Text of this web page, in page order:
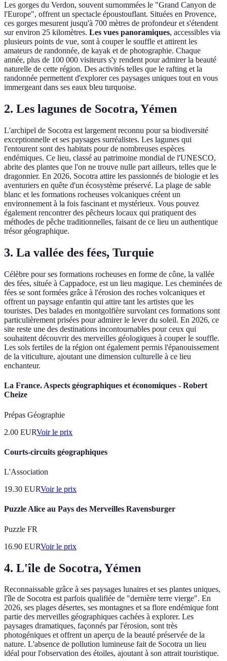
Les gorges du Verdon, souvent surnommées le "Grand Canyon de
l'Europe", offrent un spectacle époustouflant. Situées en Provence,
ces gorges mesurent jusqu'à 700 mètres de profondeur et s'étendent
sur environ 25 kilomètres. Les vues panoramiques, accessibles via
plusieurs points de vue, sont à couper le souffle et attirent les
amateurs de randonnée, de kayak et de photographie. Chaque
année, plus de 100 000 visiteurs s'y rendent pour admirer la beauté
naturelle de cette région. Des activités telles que le rafting et la
randonnée permettent d'explorer ces paysages uniques tout en vous
immergeant dans ses eaux bleu turquoise.
2. Les lagunes de Socotra, Yémen
L'archipel de Socotra est largement reconnu pour sa biodiversité
exceptionnelle et ses paysages surréalistes. Les lagunes qui
l'entourent sont des habitats pour de nombreuses espèces
endémiques. Ce lieu, classé au patrimoine mondial de l'UNESCO,
abrite des plantes que l'on ne trouve nulle part ailleurs, telles que le
dragonnier. En 2026, Socotra attire les passionnés de biologie et les
aventuriers en quête d'un écosystème préservé. La plage de sable
blanc et les formations rocheuses volcaniques créent un
environnement à la fois fascinant et mystérieux. Vous pouvez
également rencontrer des pêcheurs locaux qui pratiquent des
méthodes de pêche traditionnelles, faisant de ce lieu un authentique
trésor géographique.
3. La vallée des fées, Turquie
Célèbre pour ses formations rocheuses en forme de cône, la vallée
des fées, située à Cappadoce, est un lieu magique. Les cheminées de
fées se sont formées grâce à l'érosion des roches volcaniques et
offrent un paysage enfantin qui attire tant les artistes que les
touristes. Des balades en montgolfière survolant ces formations sont
particulièrement prisées pour admirer le lever du soleil. En 2026, ce
site reste une des destinations incontournables pour ceux qui
souhaitent découvrir des merveilles géologiques à couper le souffle.
Les sols fertiles de la région ont également permis l'épanouissement
de la viticulture, ajoutant une dimension culturelle à ce lieu
enchanteur.
La France. Aspects géographiques et économiques - Robert
Cheize
Prépas Géographie
2.00 EURVoir le prix
Courts-circuits géographiques
L'Association
19.30 EURVoir le prix
Puzzle Alice au Pays des Merveilles Ravensburger
Puzzle FR
16.90 EURVoir le prix
4. L'île de Socotra, Yémen
Reconnaissable grâce à ses paysages lunaires et ses plantes uniques,
l'île de Socotra est parfois qualifiée de "dernière terre vierge". En
2026, ses plages désertes, ses montagnes et sa flore endémique font
partie des merveilles géographiques cachées à explorer. Les
paysages dramatiques, façonnés par l'érosion, sont très
photogéniques et offrent un aperçu de la beauté préservée de la
nature. L'absence de pollution lumineuse fait de Socotra un lieu
idéal pour l'observation des étoiles, ajoutant à son attrait touristique.